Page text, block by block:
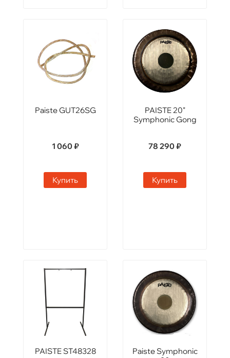
Paiste GUT26SG
1 060 ₽
Купить
PAISTE 20"
Symphonic Gong
78 290 ₽
Купить
PAISTE ST48328
Paiste Symphonic